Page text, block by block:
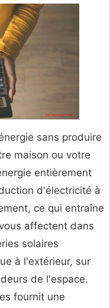
sans produire
maison ou votre
entièrement
d'électricité à
ce qui entraîne
affectent dans
solaires
à l'extérieur, sur
de l'espace.
fournit une